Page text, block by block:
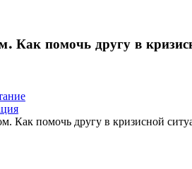
Как помочь другу в
Как помочь другу в кризисной